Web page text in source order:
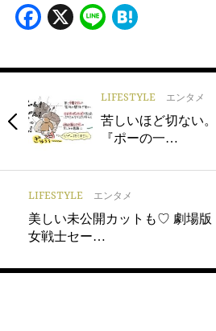
Facebook
X Line
LIFESTYLE エンタメ
苦しいほど切ない
『ポーの一…
LIFESTYLE エンタメ
美しい未公開カットも♡ 劇場版
女戦士セー…